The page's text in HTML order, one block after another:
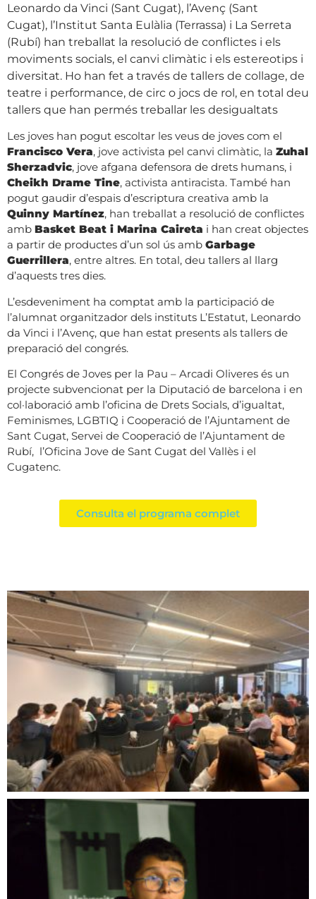
Leonardo da Vinci (Sant Cugat), l’Avenç (Sant
Cugat), l’Institut Santa Eulàlia (Terrassa) i La Serreta
(Rubí) han treballat la resolució de conflictes i els
moviments socials, el canvi climàtic i els estereotips i
diversitat. Ho han fet a través de tallers de collage, de
teatre i performance, de circ o jocs de rol, en total deu
tallers que han permés treballar les desigualtats
Les joves han pogut escoltar les veus de joves com el
Francisco Vera, jove activista pel canvi climàtic, la Zuhal
Sherzadvic, jove afgana defensora de drets humans, i
Cheikh Drame Tine, activista antiracista. També han
pogut gaudir d’espais d’escriptura creativa amb la
Quinny Martínez, han treballat a resolució de conflictes
amb Basket Beat i Marina Caireta i han creat objectes
a partir de productes d’un sol ús amb Garbage
Guerrillera, entre altres. En total, deu tallers al llarg
d’aquests tres dies.
L’esdeveniment ha comptat amb la participació de
l’alumnat organitzador dels instituts L’Estatut, Leonardo
da Vinci i l’Avenç, que han estat presents als tallers de
preparació del congrés.
El Congrés de Joves per la Pau – Arcadi Oliveres és un
projecte subvencionat per la Diputació de barcelona i en
col·laboració amb l’oficina de Drets Socials, d’igualtat,
Feminismes, LGBTIQ i Cooperació de l’Ajuntament de
Sant Cugat, Servei de Cooperació de l’Ajuntament de
Rubí, l’Oficina Jove de Sant Cugat del Vallès i el
Cugatenc.
Consulta el programa complet